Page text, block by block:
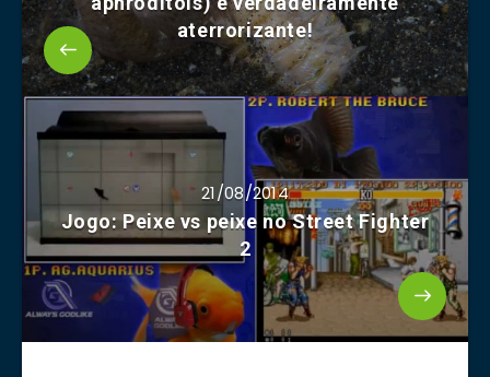
aterrorizante!
21/08/2014
Jogo: Peixe vs peixe no Street Fighter
2